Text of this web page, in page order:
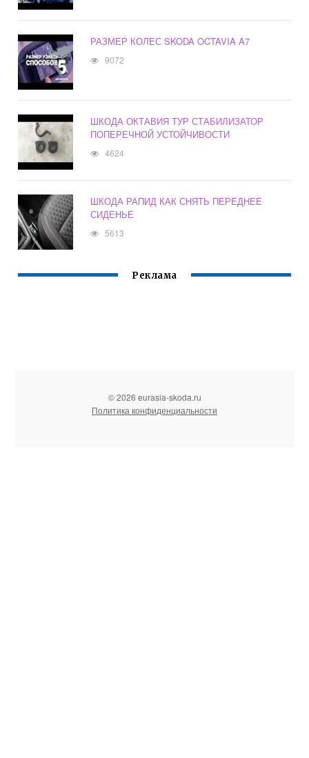
РАЗМЕР КОЛЕС SKODA OCTAVIA A7
9072
ШКОДА ОКТАВИЯ ТУР СТАБИЛИЗАТОР
ПОПЕРЕЧНОЙ УСТОЙЧИВОСТИ
4624
ШКОДА РАПИД КАК СНЯТЬ ПЕРЕДНЕЕ
СИДЕНЬЕ
5613
Реклама
© 2026 eurasia-skoda.ru
Политика конфиденциальности